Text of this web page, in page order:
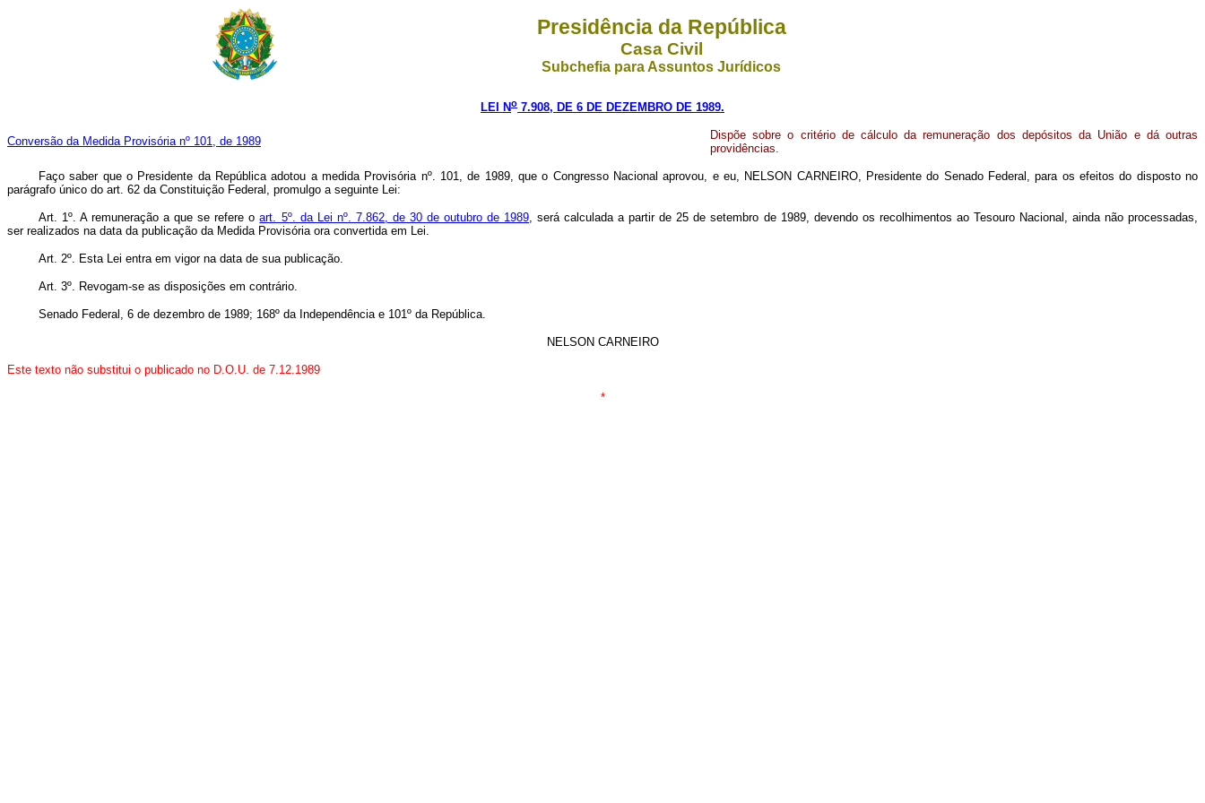
Presidência da República
Casa Civil
Subchefia para Assuntos Jurídicos
LEI No 7.908, DE 6 DE DEZEMBRO DE 1989.
Conversão da Medida Provisória nº 101, de 1989
Dispõe sobre o critério de cálculo da remuneração dos depósitos da União e dá outras
providências.
Faço saber que o Presidente da República adotou a medida Provisória nº. 101, de 1989, que o Congresso Nacional aprovou, e eu, NELSON CARNEIRO, Presidente do Senado Federal, para os efeitos do disposto no
parágrafo único do art. 62 da Constituição Federal, promulgo a seguinte Lei:
Art. 1º. A remuneração a que se refere oart. 5º. da Lei nº. 7.862, de 30 de outubro de 1989, será calculada a partir de 25 de setembro de 1989, devendo os recolhimentos ao Tesouro Nacional, ainda não processadas,
ser realizados na data da publicação da Medida Provisória ora convertida em Lei.
Art. 2º. Esta Lei entra em vigor na data de sua publicação.
Art. 3º. Revogam-se as disposições em contrário.
Senado Federal, 6 de dezembro de 1989; 168º da Independência e 101º da República.
NELSON CARNEIRO
Este texto não substitui o publicado no D.O.U. de 7.12.1989
*